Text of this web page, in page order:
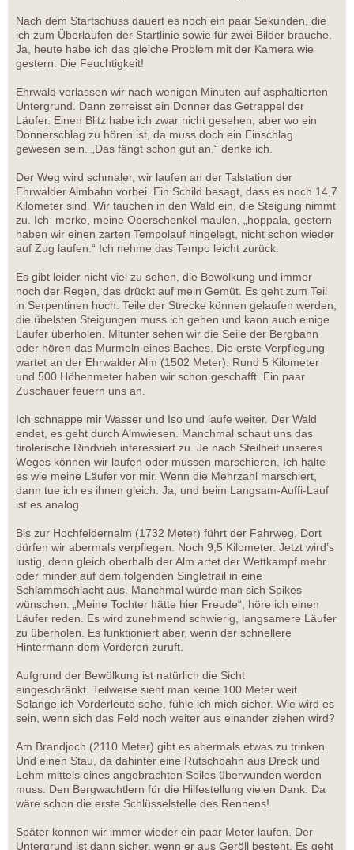
Nach dem Startschuss dauert es noch ein paar Sekunden, die
ich zum Überlaufen der Startlinie sowie für zwei Bilder brauche.
Ja, heute habe ich das gleiche Problem mit der Kamera wie
gestern: Die Feuchtigkeit!
Ehrwald verlassen wir nach wenigen Minuten auf asphaltierten
Untergrund. Dann zerreisst ein Donner das Getrappel der
Läufer. Einen Blitz habe ich zwar nicht gesehen, aber wo ein
Donnerschlag zu hören ist, da muss doch ein Einschlag
gewesen sein. „Das fängt schon gut an,“ denke ich.
Der Weg wird schmaler, wir laufen an der Talstation der
Ehrwalder Almbahn vorbei. Ein Schild besagt, dass es noch 14,7
Kilometer sind. Wir tauchen in den Wald ein, die Steigung nimmt
zu. Ich merke, meine Oberschenkel maulen, „hoppala, gestern
haben wir einen zarten Tempolauf hingelegt, nicht schon wieder
auf Zug laufen.“ Ich nehme das Tempo leicht zurück.
Es gibt leider nicht viel zu sehen, die Bewölkung und immer
noch der Regen, das drückt auf mein Gemüt. Es geht zum Teil
in Serpentinen hoch. Teile der Strecke können gelaufen werden,
die übelsten Steigungen muss ich gehen und kann auch einige
Läufer überholen. Mitunter sehen wir die Seile der Bergbahn
oder hören das Murmeln eines Baches. Die erste Verpflegung
wartet an der Ehrwalder Alm (1502 Meter). Rund 5 Kilometer
und 500 Höhenmeter haben wir schon geschafft. Ein paar
Zuschauer feuern uns an.
Ich schnappe mir Wasser und Iso und laufe weiter. Der Wald
endet, es geht durch Almwiesen. Manchmal schaut uns das
tirolerische Rindvieh interessiert zu. Je nach Steilheit unseres
Weges können wir laufen oder müssen marschieren. Ich halte
es wie meine Läufer vor mir. Wenn die Mehrzahl marschiert,
dann tue ich es ihnen gleich. Ja, und beim Langsam-Auffi-Lauf
ist es analog.
Bis zur Hochfeldernalm (1732 Meter) führt der Fahrweg. Dort
dürfen wir abermals verpflegen. Noch 9,5 Kilometer. Jetzt wird’s
lustig, denn gleich oberhalb der Alm artet der Wettkampf mehr
oder minder auf dem folgenden Singletrail in eine
Schlammschlacht aus. Manchmal würde man sich Spikes
wünschen. „Meine Tochter hätte hier Freude“, höre ich einen
Läufer reden. Es wird zunehmend schwierig, langsamere Läufer
zu überholen. Es funktioniert aber, wenn der schnellere
Hintermann dem Vorderen zuruft.
Aufgrund der Bewölkung ist natürlich die Sicht
eingeschränkt. Teilweise sieht man keine 100 Meter weit.
Solange ich Vorderleute sehe, fühle ich mich sicher. Wie wird es
sein, wenn sich das Feld noch weiter aus einander ziehen wird?
Am Brandjoch (2110 Meter) gibt es abermals etwas zu trinken.
Und einen Stau, da dahinter eine Rutschbahn aus Dreck und
Lehm mittels eines angebrachten Seiles überwunden werden
muss. Den Bergwachtlern für die Hilfestellung vielen Dank. Da
wäre schon die erste Schlüsselstelle des Rennens!
Später können wir immer wieder ein paar Meter laufen. Der
Untergrund ist dann sicher, wenn er aus Geröll besteht. Es geht